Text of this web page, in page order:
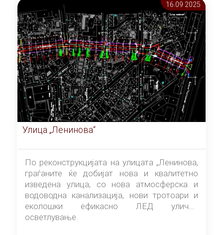
16.09 2025
Улица „Ленинова“
По реконструкцијата на улицата „Ленинова,
граѓаните ќе добијат нова и квалитетно
изведена улица, со нова атмосферска и
водоводна канализација, нови тротоари и
еколошки ефикасно ЛЕД улично
осветлување.